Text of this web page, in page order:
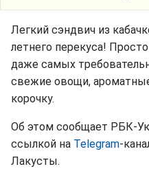
Легкий сэндвич из
летнего перекуса!
даже самых
свежие овощи,
корочку.
Об этом сообщает РБК-
ссылкой на Telegram-
Лакусты.